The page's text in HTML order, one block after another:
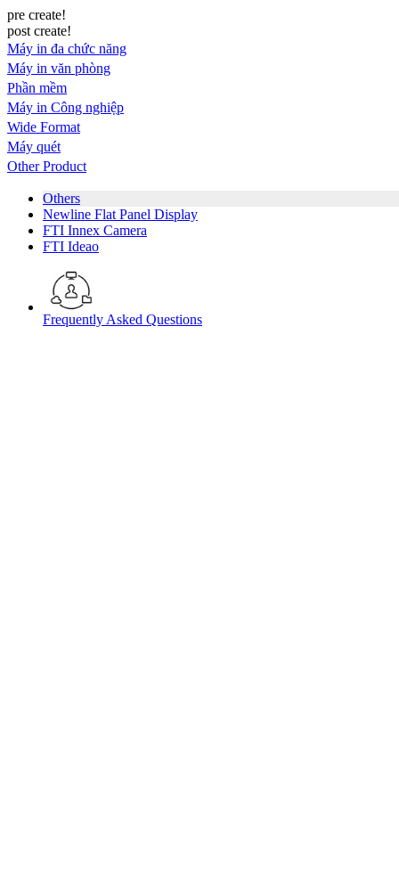
pre create!
post create!
Máy in đa chức năng
Máy in văn phòng
Phần mềm
Máy in Công nghiệp
Wide Format
Máy quét
Other Product
Others
Newline Flat Panel Display
FTI Innex Camera
FTI Ideao
Frequently Asked Questions